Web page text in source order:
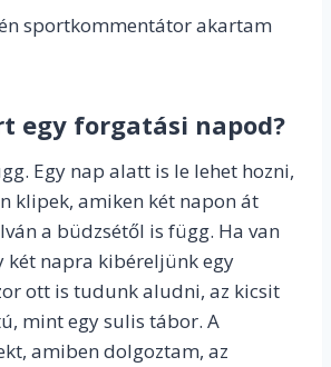
sportkommentátor akartam
egy forgatási napod?
Egy nap alatt is le lehet hozni,
klipek, amiken két napon át
a büdzsétől is függ. Ha van
két napra kibéreljünk egy
ott is tudunk aludni, az kicsit
mint egy sulis tábor. A
amiben dolgoztam, az